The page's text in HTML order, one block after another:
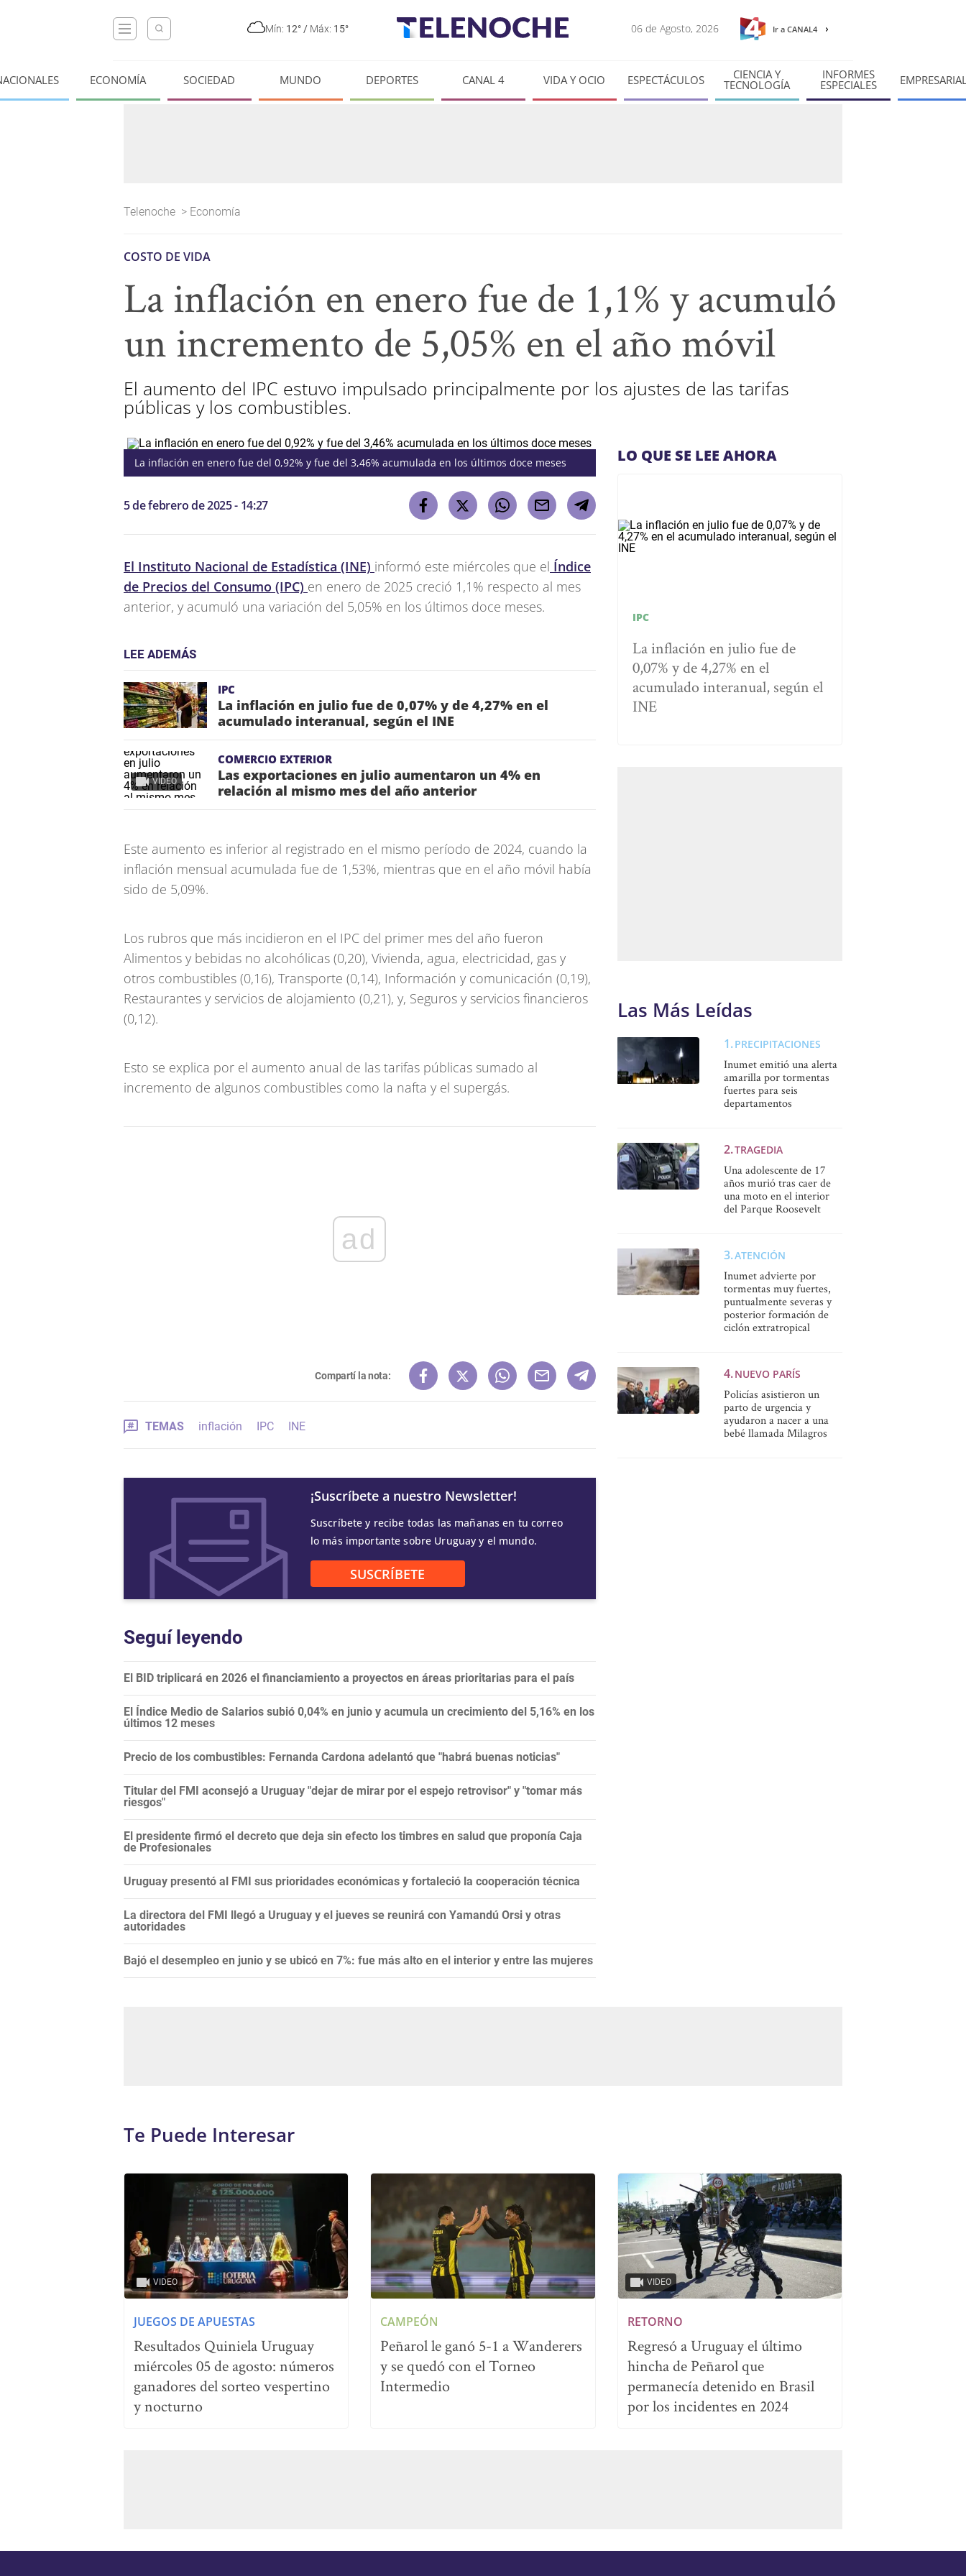
Mín: 12° / Máx: 15° 06 de Agosto, 2026 Ir a CANAL4
ECONOMÍA SOCIEDAD MUNDO DEPORTES CANAL 4 VIDA Y OCIO ESPECTÁCULOS CIENCIA Y
TECNOLOGÍA
INFORMES
ESPECIALES
Telenoche > Economía
COSTO DE VIDA
La inflación en enero fue de 1,1% y acumuló
un incremento de 5,05% en el año móvil
El aumento del IPC estuvo impulsado principalmente por los ajustes de las tarifas
públicas y los combustibles.
La inflación en enero fue del 0,92% y fue del 3,46% acumulada en los últimos doce meses
5 de febrero de 2025 - 14:27
El Instituto Nacional de Estadística (INE) informó este miércoles que el Índice
de Precios del Consumo (IPC) en enero de 2025 creció 1,1% respecto al mes
anterior, y acumuló una variación del 5,05% en los últimos doce meses.
LEE ADEMÁS
IPC
La inflación en julio fue de 0,07% y de 4,27% en el
acumulado interanual, según el INE
VIDEO
COMERCIO EXTERIOR
Las exportaciones en julio aumentaron un 4% en
relación al mismo mes del año anterior
Este aumento es inferior al registrado en el mismo período de 2024, cuando la
inflación mensual acumulada fue de 1,53%, mientras que en el año móvil había
sido de 5,09%.
Los rubros que más incidieron en el IPC del primer mes del año fueron
Alimentos y bebidas no alcohólicas (0,20), Vivienda, agua, electricidad, gas y
otros combustibles (0,16), Transporte (0,14), Información y comunicación (0,19),
Restaurantes y servicios de alojamiento (0,21), y, Seguros y servicios financieros
(0,12).
Esto se explica por el aumento anual de las tarifas públicas sumado al
incremento de algunos combustibles como la nafta y el supergás.
ad
Compartí la nota:
TEMAS inflación IPC INE
¡Suscríbete a nuestro Newsletter!
Suscríbete y recibe todas las mañanas en tu correo
lo más importante sobre Uruguay y el mundo.
SUSCRÍBETE
Seguí leyendo
El BID triplicará en 2026 el financiamiento a proyectos en áreas prioritarias para el país
El Índice Medio de Salarios subió 0,04% en junio y acumula un crecimiento del 5,16% en los
últimos 12 meses
Precio de los combustibles: Fernanda Cardona adelantó que "habrá buenas noticias"
Titular del FMI aconsejó a Uruguay "dejar de mirar por el espejo retrovisor" y "tomar más
riesgos"
El presidente firmó el decreto que deja sin efecto los timbres en salud que proponía Caja
de Profesionales
Uruguay presentó al FMI sus prioridades económicas y fortaleció la cooperación técnica
La directora del FMI llegó a Uruguay y el jueves se reunirá con Yamandú Orsi y otras
autoridades
Bajó el desempleo en junio y se ubicó en 7%: fue más alto en el interior y entre las mujeres
LO QUE SE LEE AHORA
IPC
La inflación en julio fue de
0,07% y de 4,27% en el
acumulado interanual, según el
INE
Las Más Leídas
PRECIPITACIONES
Inumet emitió una alerta
amarilla por tormentas
fuertes para seis
departamentos
TRAGEDIA
Una adolescente de 17
años murió tras caer de
una moto en el interior
del Parque Roosevelt
ATENCIÓN
Inumet advierte por
tormentas muy fuertes,
puntualmente severas y
posterior formación de
ciclón extratropical
NUEVO PARÍS
Policías asistieron un
parto de urgencia y
ayudaron a nacer a una
bebé llamada Milagros
Te Puede Interesar
VIDEO
JUEGOS DE APUESTAS
Resultados Quiniela Uruguay
miércoles 05 de agosto: números
ganadores del sorteo vespertino
y nocturno
CAMPEÓN
Peñarol le ganó 5-1 a Wanderers
y se quedó con el Torneo
Intermedio
VIDEO
RETORNO
Regresó a Uruguay el último
hincha de Peñarol que
permanecía detenido en Brasil
por los incidentes en 2024